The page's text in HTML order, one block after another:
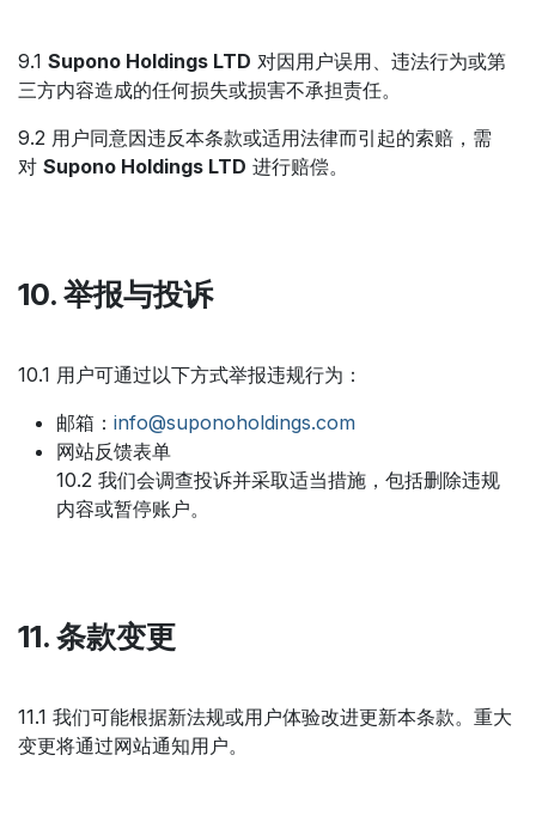
9.1 Supono Holdings LTD 对因用户误用、违法行为或第
三方内容造成的任何损失或损害不承担责任。
9.2 用户同意因违反本条款或适用法律而引起的索赔，需
对 Supono Holdings LTD 进行赔偿。
10. 举报与投诉
10.1 用户可通过以下方式举报违规行为：
邮箱： info@suponoholdings.com
网站反馈表单
10.2 我们会调查投诉并采取适当措施，包括删除违规
内容或暂停账户。
11. 条款变更
11.1 我们可能根据新法规或用户体验改进更新本条款。重大
变更将通过网站通知用户。